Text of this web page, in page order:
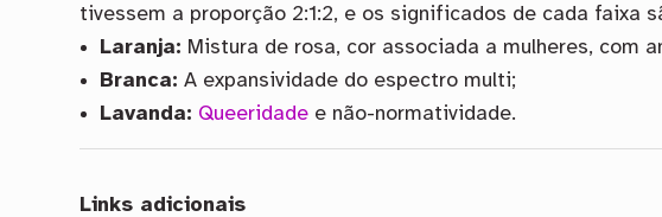
tivessem a proporção 2:1:2, e os significados de cada faixa
Laranja: Mistura de rosa, cor associada a mulheres, com
Branca: A expansividade do espectro multi;
Lavanda: Queeridadee não-normatividade.
Links adicionais